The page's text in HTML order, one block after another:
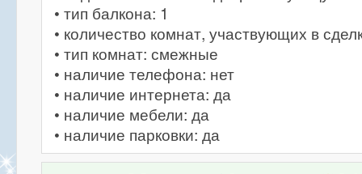
• тип балкона: 1
• количество комнат, участвующих в
• тип комнат: смежные
• наличие телефона: нет
• наличие интернета: да
• наличие мебели: да
• наличие парковки: да